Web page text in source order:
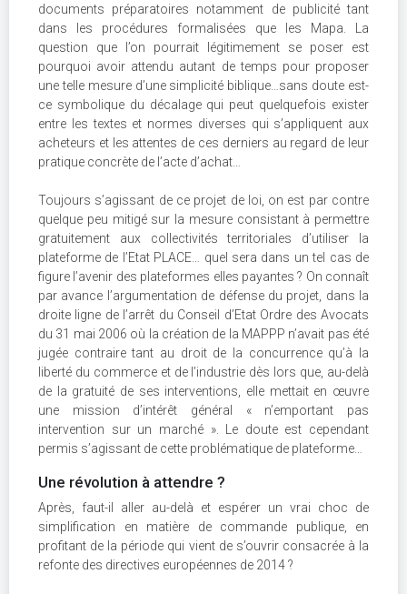
documents préparatoires notamment de publicité tant
dans les procédures formalisées que les Mapa. La
question que l’on pourrait légitimement se poser est
pourquoi avoir attendu autant de temps pour proposer
une telle mesure d’une simplicité biblique…sans doute est-
ce symbolique du décalage qui peut quelquefois exister
entre les textes et normes diverses qui s’appliquent aux
acheteurs et les attentes de ces derniers au regard de leur
pratique concrète de l’acte d’achat…
Toujours s’agissant de ce projet de loi, on est par contre
quelque peu mitigé sur la mesure consistant à permettre
gratuitement aux collectivités territoriales d’utiliser la
plateforme de l’Etat PLACE… quel sera dans un tel cas de
figure l’avenir des plateformes elles payantes ? On connaît
par avance l’argumentation de défense du projet, dans la
droite ligne de l’arrêt du Conseil d’Etat Ordre des Avocats
du 31 mai 2006 où la création de la MAPPP n’avait pas été
jugée contraire tant au droit de la concurrence qu’à la
liberté du commerce et de l’industrie dès lors que, au-delà
de la gratuité de ses interventions, elle mettait en œuvre
une mission d’intérêt général « n’emportant pas
intervention sur un marché ». Le doute est cependant
permis s’agissant de cette problématique de plateforme…
Une révolution à attendre ?
Après, faut-il aller au-delà et espérer un vrai choc de
simplification en matière de commande publique, en
profitant de la période qui vient de s’ouvrir consacrée à la
refonte des directives européennes de 2014 ?